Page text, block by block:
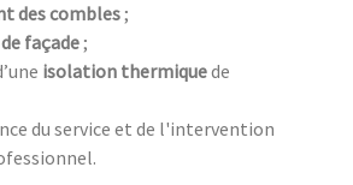
des combles;
façade;
isolation thermiquede
du service et de l'intervention